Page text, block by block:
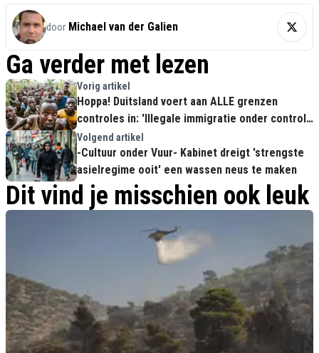
door Michael van der Galien
Ga verder met lezen
Vorig artikel
Hoppa! Duitsland voert aan ALLE grenzen
controles in: 'Illegale immigratie onder controle
krijgen'
Volgend artikel
-Cultuur onder Vuur- Kabinet dreigt 'strengste
asielregime ooit' een wassen neus te maken
Dit vind je misschien ook leuk